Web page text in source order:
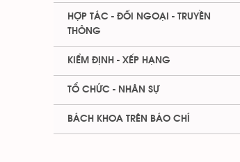
HỢP TÁC - ĐỐI NGOẠI - TRUYỀN
THÔNG
KIỂM ĐỊNH - XẾP HẠNG
TỔ CHỨC - NHÂN SỰ
BÁCH KHOA TRÊN BÁO CHÍ